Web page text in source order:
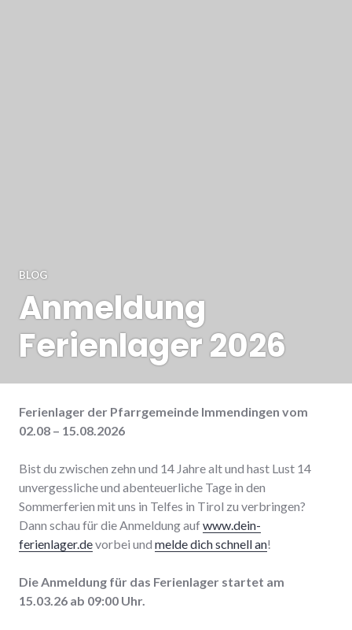
BLOG
Anmeldung
Ferienlager 2026
Ferienlager der Pfarrgemeinde Immendingen vom
02.08 – 15.08.2026
Bist du zwischen zehn und 14 Jahre alt und hast Lust 14
unvergessliche und abenteuerliche Tage in den
Sommerferien mit uns in Telfes in Tirol zu verbringen?
Dann schau für die Anmeldung aufwww.dein-
ferienlager.devorbei und melde dich schnell an!
Die Anmeldung für das Ferienlager startet am
15.03.26 ab 09:00 Uhr.